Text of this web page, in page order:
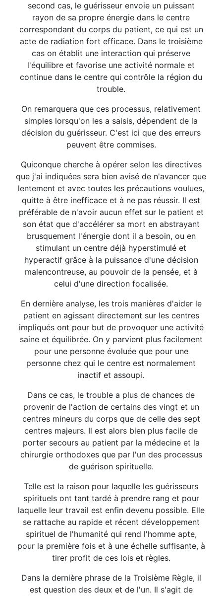
second cas, le guérisseur envoie un puissant
rayon de sa propre énergie dans le centre
correspondant du corps du patient, ce qui est un
acte de radiation fort efficace. Dans le troisième
cas on établit une interaction qui préserve
l'équilibre et favorise une activité normale et
continue dans le centre qui contrôle la région du
trouble.
On remarquera que ces processus, relativement
simples lorsqu'on les a saisis, dépendent de la
décision du guérisseur. C'est ici que des erreurs
peuvent être commises.
Quiconque cherche à opérer selon les directives
que j'ai indiquées sera bien avisé de n'avancer que
lentement et avec toutes les précautions voulues,
quitte à être inefficace et à ne pas réussir. Il est
préférable de n'avoir aucun effet sur le patient et
son état que d'accélérer sa mort en abstrayant
brusquement l'énergie dont il a besoin, ou en
stimulant un centre déjà hyperstimulé et
hyperactif grâce à la puissance d'une décision
malencontreuse, au pouvoir de la pensée, et à
celui d'une direction focalisée.
En dernière analyse, les trois manières d'aider le
patient en agissant directement sur les centres
impliqués ont pour but de provoquer une activité
saine et équilibrée. On y parvient plus facilement
pour une personne évoluée que pour une
personne chez qui le centre est normalement
inactif et assoupi.
Dans ce cas, le trouble a plus de chances de
provenir de l'action de certains des vingt et un
centres mineurs du corps que de celle des sept
centres majeurs. Il est alors bien plus facile de
porter secours au patient par la médecine et la
chirurgie orthodoxes que par l'un des processus
de guérison spirituelle.
Telle est la raison pour laquelle les guérisseurs
spirituels ont tant tardé à prendre rang et pour
laquelle leur travail est enfin devenu possible. Elle
se rattache au rapide et récent développement
spirituel de l'humanité qui rend l'homme apte,
pour la première fois et à une échelle suffisante, à
tirer profit de ces lois et règles.
Dans la dernière phrase de la Troisième Règle, il
est question des deux et de l'un. Il s'agit de